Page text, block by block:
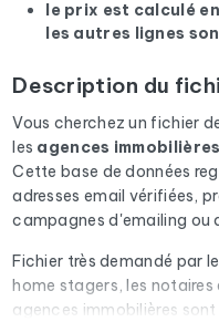
le prix est calculé
les autres lignes
Description du
Vous cherchez un fichier
les agences immobilières
Cette base de données
adresses email vérifiées,
campagnes d'emailing ou
Fichier très demandé par
home stagers, les notaires
agences immobilières